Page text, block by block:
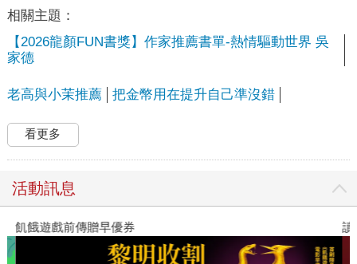
相關主題：
【2026龍顏FUN書獎】作家推薦書單-熱情驅動世界 吳
家德
老高與小茉推薦 把金幣用在提升自己準沒錯
看更多
活動訊息
飢餓遊戲前傳贈早優券 讀